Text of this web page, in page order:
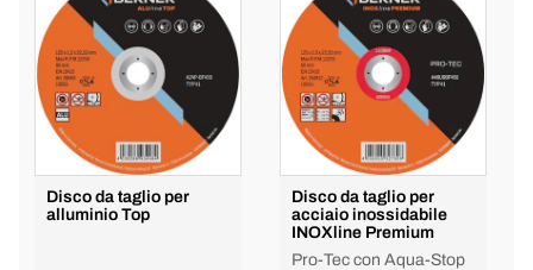
Disco da taglio per
alluminio Top
Disco da taglio per
acciaio inossidabile
INOXline Premium
Pro-Tec con Aqua-Stop